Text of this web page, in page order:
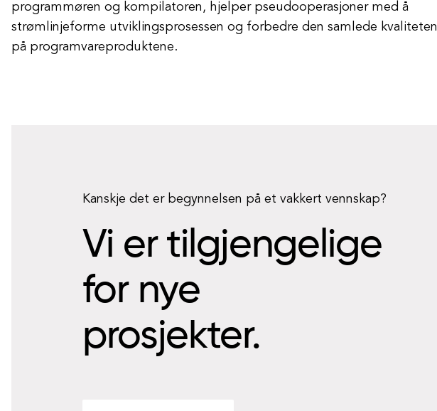
programmøren og kompilatoren, hjelper pseudooperasjoner med å
strømlinjeforme utviklingsprosessen og forbedre den samlede kvaliteten
på programvareproduktene.
Kanskje det er begynnelsen på et vakkert vennskap?
Vi er tilgjengelige
for nye
prosjekter.